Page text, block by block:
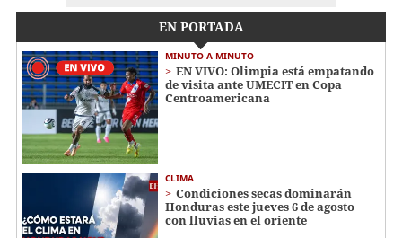
EN PORTADA
MINUTO A MINUTO
EN VIVO: Olimpia está empatando
de visita ante UMECIT en Copa
Centroamericana
CLIMA
Condiciones secas dominarán
Honduras este jueves 6 de agosto
con lluvias en el oriente